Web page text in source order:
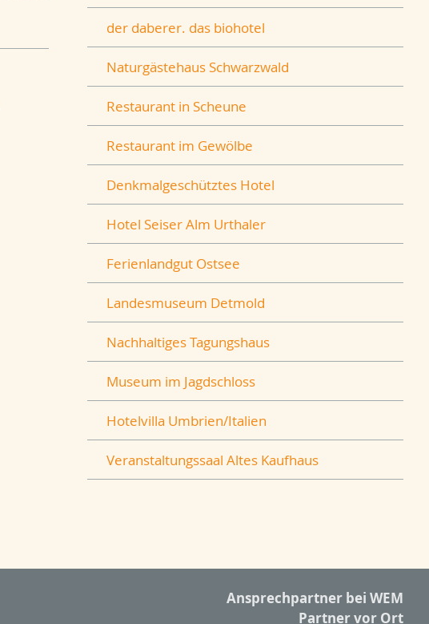
der daberer. das biohotel
Naturgästehaus Schwarzwald
Restaurant in Scheune
Restaurant im Gewölbe
Denkmalgeschütztes Hotel
Hotel Seiser Alm Urthaler
Ferienlandgut Ostsee
Landesmuseum Detmold
Nachhaltiges Tagungshaus
Museum im Jagdschloss
Hotelvilla Umbrien/Italien
Veranstaltungssaal Altes Kaufhaus
Ansprechpartner bei WEM
Partner vor Ort